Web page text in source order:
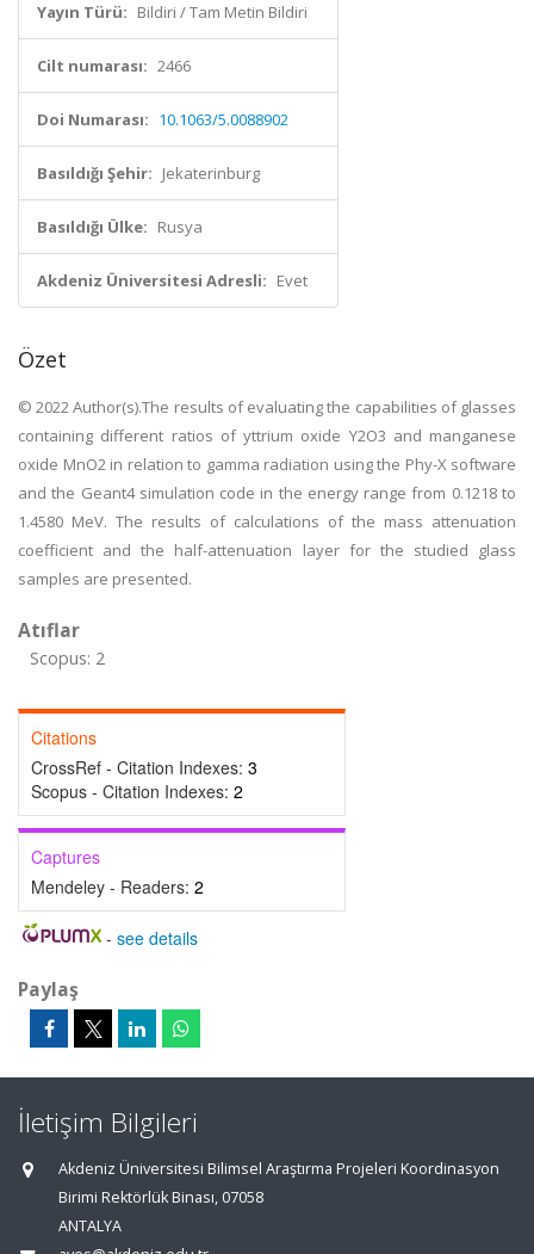
Yayın Türü: Bildiri / Tam Metin Bildiri
Cilt numarası: 2466
Doi Numarası: 10.1063/5.0088902
Basıldığı Şehir: Jekaterinburg
Basıldığı Ülke: Rusya
Akdeniz Üniversitesi Adresli: Evet
Özet
© 2022 Author(s).The results of evaluating the capabilities of glasses
containing different ratios of yttrium oxide Y2O3 and manganese
oxide MnO2 in relation to gamma radiation using the Phy-X software
and the Geant4 simulation code in the energy range from 0.1218 to
1.4580 MeV. The results of calculations of the mass attenuation
coefficient and the half-attenuation layer for the studied glass
samples are presented.
Atıflar
Scopus: 2
Citations
CrossRef - Citation Indexes: 3
Scopus - Citation Indexes: 2
Captures
Mendeley - Readers: 2
- see details
Paylaş
İletişim Bilgileri
Akdeniz Üniversitesi Bilimsel Araştırma Projeleri Koordinasyon
Birimi Rektörlük Binası, 07058
ANTALYA